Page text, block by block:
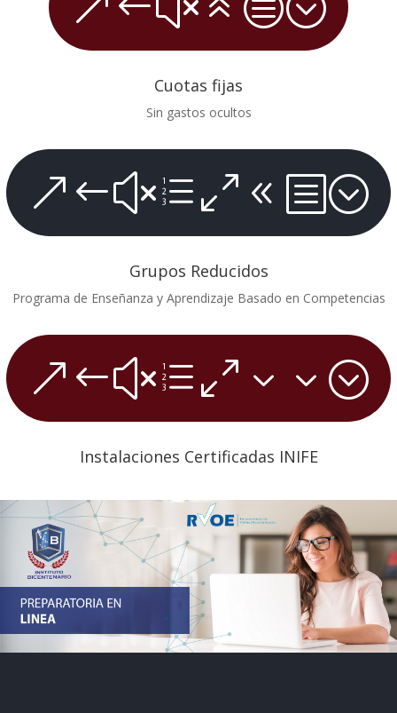
Cuotas fijas
Sin gastos ocultos
&#xe08b;
Grupos Reducidos
Programa de Enseñanza y Aprendizaje Basado en Competencias
&#xe033;
Instalaciones Certificadas INIFE